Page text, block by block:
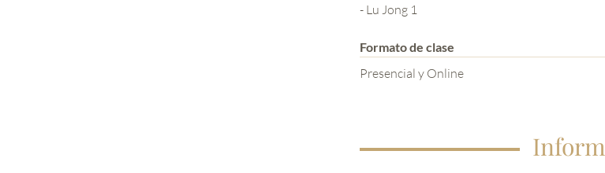
- Lu Jong 1
Formato de clase
Presencial y Online